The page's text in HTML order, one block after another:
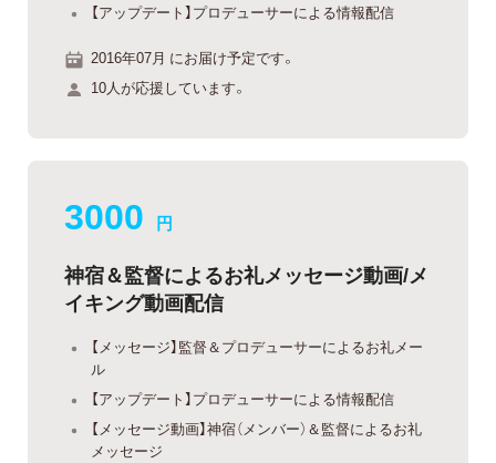
【アップデート】プロデューサーによる情報配信
2016年07月 にお届け予定です。
10人が応援しています。
3000 円
神宿＆監督によるお礼メッセージ動画/メ
イキング動画配信
【メッセージ】監督＆プロデューサーによるお礼メー
ル
【アップデート】プロデューサーによる情報配信
【メッセージ動画】神宿（メンバー）＆監督によるお礼
メッセージ